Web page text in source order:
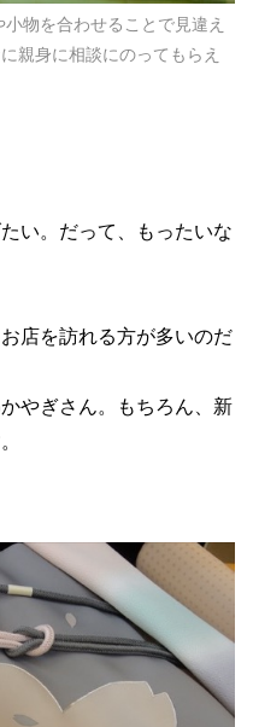
物を合わせることで見違え
親身に相談にのってもらえ
い。だって、もったいな
店を訪れる方が多いのだ
やぎさん。もちろん、新